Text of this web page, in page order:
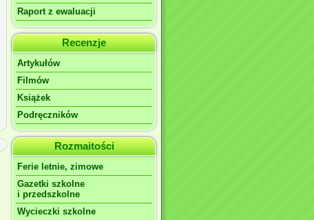
Raport z ewaluacji
Recenzje
Artykułów
Filmów
Książek
Podręczników
Rozmaitości
Ferie letnie, zimowe
Gazetki szkolne
i przedszkolne
Wycieczki szkolne